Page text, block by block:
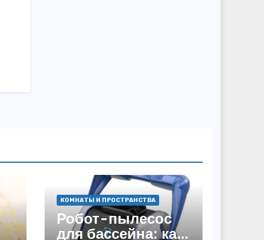
КОМНАТЫ И ПРОСТРАНСТВА
Робот-пылесос
для бассейна: как